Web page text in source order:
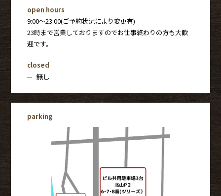
open hours
9:00〜23:00(ご予約状況により変更有)
23時まで営業しておりますのでお仕事終わりの方も大歓
迎です。
closed
無し
parking